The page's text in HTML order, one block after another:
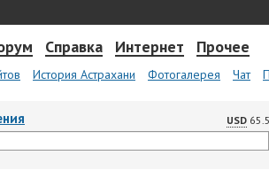
Справка Интернет Прочее
История Астрахани Фотогалерея Чат
USD